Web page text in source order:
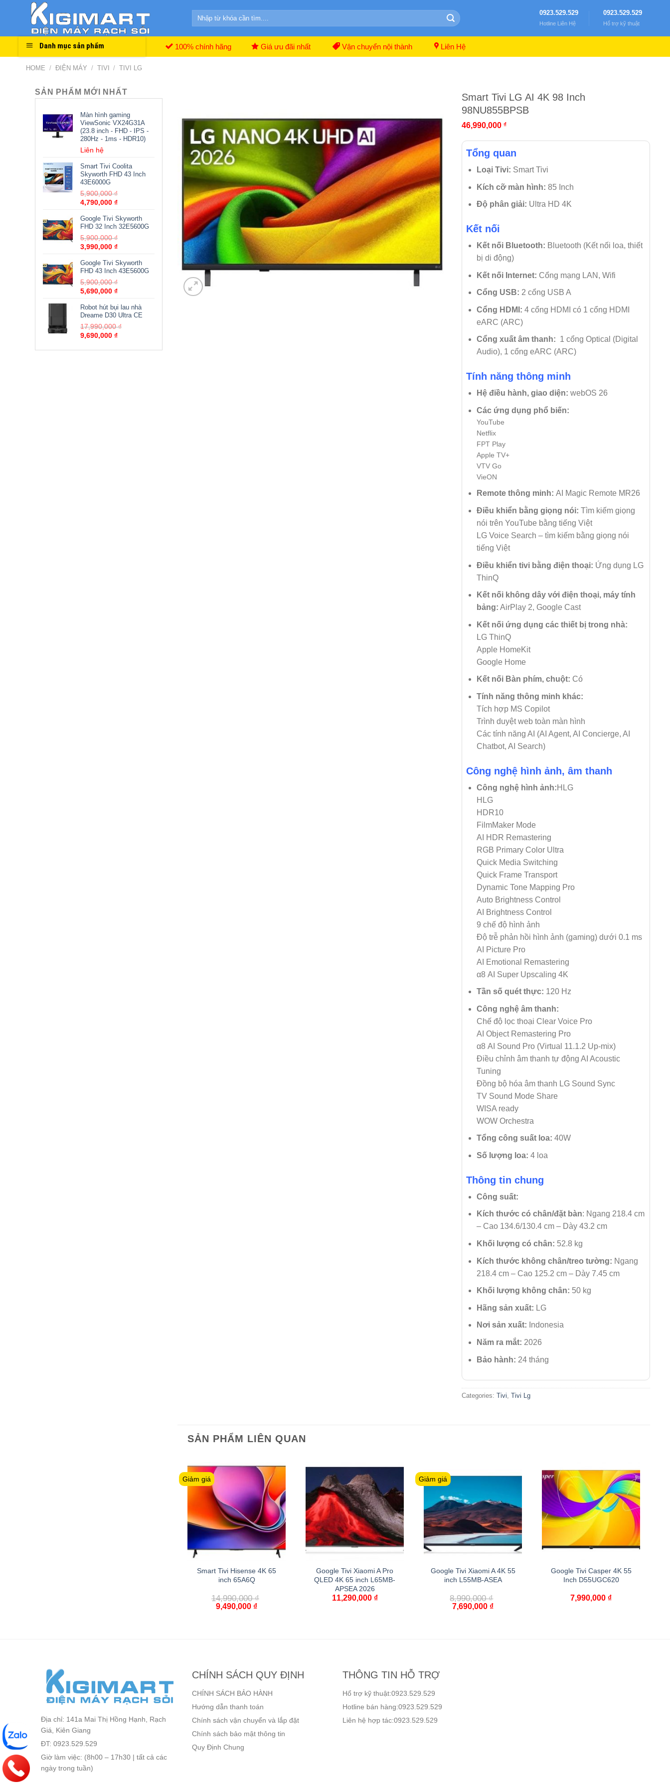
Search
0923.529.529
Hotline Liên Hệ
0923.529.529
Hổ trợ kỹ thuật
Danh mục sản phẩm 100% chính hãng Giá ưu đãi nhất Vận chuyển nội thành Liên Hệ
HOME / ĐIỆN MÁY / TIVI / TIVI LG
SẢN PHẨM MỚI NHẤT
Màn hình gaming
ViewSonic VX24G31A
(23.8 inch - FHD - IPS -
280Hz - 1ms - HDR10)
Liên hệ
Smart Tivi Coolita
Skyworth FHD 43 Inch
43E6000G
5,900,000₫
4,790,000 ₫
Google Tivi Skyworth
FHD 32 Inch 32E5600G
5,900,000₫
3,990,000 ₫
Google Tivi Skyworth
FHD 43 Inch 43E5600G
5,900,000₫
5,690,000 ₫
Robot hút bụi lau nhà
Dreame D30 Ultra CE
17,990,000₫
9,690,000 ₫
Smart Tivi LG AI 4K 98 Inch
98NU855BPSB
46,990,000₫
Tổng quan
Loại Tivi: Smart Tivi
Kích cỡ màn hình: 85 Inch
Độ phân giải: Ultra HD 4K
Kết nối
Kết nối Bluetooth: Bluetooth (Kết nối loa, thiết
bị di động)
Kết nối Internet: Cổng mạng LAN, Wifi
Cổng USB: 2 cổng USB A
Cổng HDMI: 4 cổng HDMI có 1 cổng HDMI
eARC (ARC)
Cổng xuất âm thanh: 1 cổng Optical (Digital
Audio), 1 cổng eARC (ARC)
Tính năng thông minh
Hệ điều hành, giao diện: webOS 26
Các ứng dụng phổ biến:
YouTube
Netflix
FPT Play
Apple TV+
VTV Go
VieON
Remote thông minh:AI Magic Remote MR26
Điều khiển bằng giọng nói:Tìm kiếm giọng
nói trên YouTube bằng tiếng Việt
LG Voice Search – tìm kiếm bằng giọng nói
tiếng Việt
Điều khiển tivi bằng điện thoại: Ứng dụng LG
ThinQ
Kết nối không dây với điện thoại, máy tính
bảng: AirPlay 2, Google Cast
Kết nối ứng dụng các thiết bị trong nhà:
LG ThinQ
Apple HomeKit
Google Home
Kết nối Bàn phím, chuột: Có
Tính năng thông minh khác:
Tích hợp MS Copilot
Trình duyệt web toàn màn hình
Các tính năng AI (AI Agent, AI Concierge, AI
Chatbot, AI Search)
Công nghệ hình ảnh, âm thanh
Công nghệ hình ảnh:HLG
HLG
HDR10
FilmMaker Mode
AI HDR Remastering
RGB Primary Color Ultra
Quick Media Switching
Quick Frame Transport
Dynamic Tone Mapping Pro
Auto Brightness Control
AI Brightness Control
9 chế độ hình ảnh
Độ trễ phản hồi hình ảnh (gaming) dưới 0.1 ms
AI Picture Pro
AI Emotional Remastering
α8 AI Super Upscaling 4K
Tần số quét thực: 120 Hz
Công nghệ âm thanh:
Chế độ lọc thoại Clear Voice Pro
AI Object Remastering Pro
α8 AI Sound Pro (Virtual 11.1.2 Up-mix)
Điều chỉnh âm thanh tự động AI Acoustic
Tuning
Đồng bộ hóa âm thanh LG Sound Sync
TV Sound Mode Share
WISA ready
WOW Orchestra
Tổng công suất loa: 40W
Số lượng loa: 4 loa
Thông tin chung
Công suất:
Kích thước có chân/đặt bàn: Ngang 218.4 cm
– Cao 134.6/130.4 cm – Dày 43.2 cm
Khối lượng có chân: 52.8 kg
Kích thước không chân/treo tường: Ngang
218.4 cm – Cao 125.2 cm – Dày 7.45 cm
Khối lượng không chân: 50 kg
Hãng sản xuất: LG
Nơi sản xuất: Indonesia
Năm ra mắt: 2026
Bảo hành: 24 tháng
Categories:Tivi,Tivi Lg
SẢN PHẨM LIÊN QUAN
Giảm giá
Smart Tivi Hisense 4K 65
inch 65A6Q
14,990,000₫
9,490,000 ₫
Google Tivi Xiaomi A Pro
QLED 4K 65 inch L65MB-
APSEA 2026
11,290,000 ₫
Giảm giá
Google Tivi Xiaomi A 4K 55
inch L55MB-ASEA
8,990,000₫
7,690,000 ₫
Google Tivi Casper 4K 55
Inch D55UGC620
7,990,000 ₫
Địa chỉ: 141a Mai Thị Hồng Hạnh, Rạch
Giá, Kiên Giang
ĐT: 0923.529.529
Giờ làm việc: (8h00 – 17h30 | tất cả các
ngày trong tuần)
CHÍNH SÁCH QUY ĐỊNH
CHÍNH SÁCH BẢO HÀNH
Hướng dẫn thanh toán
Chính sách vận chuyển và lắp đặt
Chính sách bảo mật thông tin
Quy Định Chung
THÔNG TIN HỖ TRỢ
Hổ trợ kỹ thuật:0923.529.529
Hotline bán hàng:0923.529.529
Liên hệ hợp tác:0923.529.529